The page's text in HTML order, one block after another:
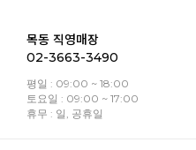
목동 직영매장
02-3663-3490
평일 : 09:00 ~ 18:00
토요일 : 09:00 ~ 17:00
휴무 : 일, 공휴일